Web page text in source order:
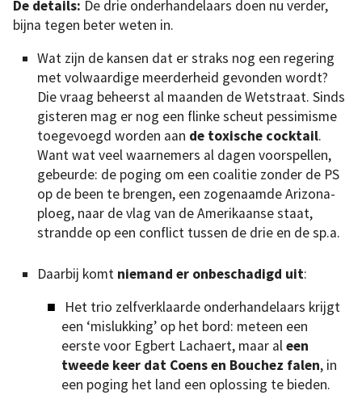
De details: De drie onderhandelaars doen nu verder,
bijna tegen beter weten in.
Wat zijn de kansen dat er straks nog een regering
met volwaardige meerderheid gevonden wordt?
Die vraag beheerst al maanden de Wetstraat. Sinds
gisteren mag er nog een flinke scheut pessimisme
toegevoegd worden aan de toxische cocktail.
Want wat veel waarnemers al dagen voorspellen,
gebeurde: de poging om een coalitie zonder de PS
op de been te brengen, een zogenaamde Arizona-
ploeg, naar de vlag van de Amerikaanse staat,
strandde op een conflict tussen de drie en de sp.a.
Daarbij komt niemand er onbeschadigd uit:
Het trio zelfverklaarde onderhandelaars krijgt
een ‘mislukking’ op het bord: meteen een
eerste voor Egbert Lachaert, maar aleen
tweede keer dat Coens en Bouchez falen, in
een poging het land een oplossing te bieden.